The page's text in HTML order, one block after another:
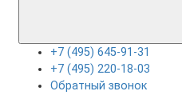
+7 (495) 645-91-31
+7 (495) 220-18-03
Обратный звонок